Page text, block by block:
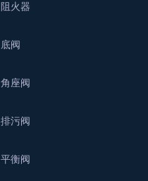
阻火器
底阀
角座阀
排污阀
平衡阀